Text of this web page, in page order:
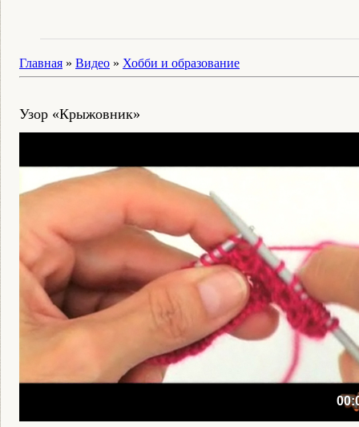
Главная » Видео » Хобби и образование
Узор «Крыжовник»